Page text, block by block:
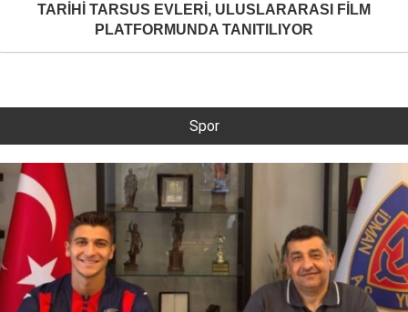
TARİHİ TARSUS EVLERİ, ULUSLARARASI FİLM
PLATFORMUNDA TANITILIYOR
Spor